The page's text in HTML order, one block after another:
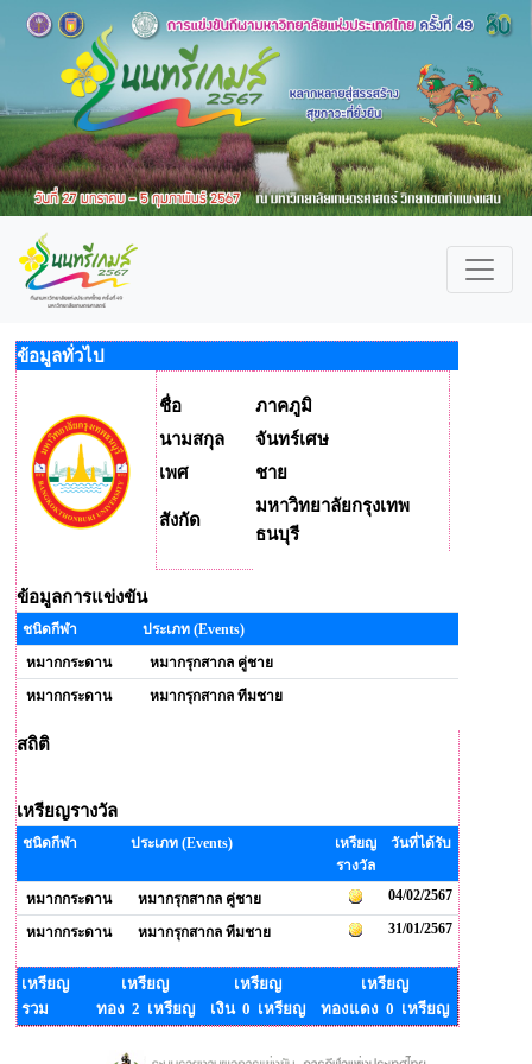
ข้อมูลทั่วไป
ชื่อ
ภาคภูมิ
นามสกุล
จันทร์เศษ
เพศ
ชาย
สังกัด
มหาวิทยาลัยกรุงเทพ
ธนบุรี
ข้อมูลการแข่งขัน
ชนิดกีฬา
ประเภท (Events)
หมากกระดาน
หมากรุกสากล คู่ชาย
หมากกระดาน
หมากรุกสากล ทีมชาย
สถิติ
เหรียญรางวัล
ชนิดกีฬา ประเภท (Events)
เหรียญ
รางวัล
วันที่ได้รับ
หมากกระดาน หมากรุกสากล คู่ชาย 04/02/2567
หมากกระดาน หมากรุกสากล ทีมชาย 31/01/2567
เหรียญ
รวม
เหรียญ
ทอง 2 เหรียญ
เหรียญ
เงิน 0 เหรียญ
เหรียญ
ทองแดง 0 เหรียญ